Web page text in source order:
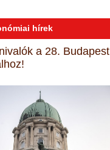
hírek
a 28. Budapest